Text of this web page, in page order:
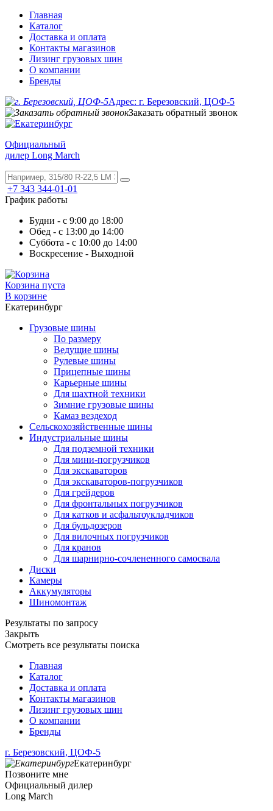
Главная
Каталог
Доставка и оплата
Контакты магазинов
Лизинг грузовых шин
О компании
Бренды
Адрес: г. Березовский, ЦОФ-5
Заказать обратный звонок
Официальный
дилер Long March
+7 343 344-01-01
График работы
Будни - с 9:00 до 18:00
Обед - с 13:00 до 14:00
Суббота - с 10:00 до 14:00
Воскресение - Выходной
Корзина пуста
В корзине
Екатеринбург
Грузовые шины
По размеру
Ведущие шины
Рулевые шины
Прицепные шины
Карьерные шины
Для шахтной техники
Зимние грузовые шины
Камаз вездеход
Сельскохозяйственные шины
Индустриальные шины
Для подземной техники
Для мини-погрузчиков
Для экскаваторов
Для экскаваторов-погрузчиков
Для грейдеров
Для фронтальных погрузчиков
Для катков и асфальтоукладчиков
Для бульдозеров
Для вилочных погрузчиков
Для кранов
Для шарнирно-сочлененного самосвала
Диски
Камеры
Аккумуляторы
Шиномонтаж
Результаты по запросу
Закрыть
Смотреть все результаты поиска
Главная
Каталог
Доставка и оплата
Контакты магазинов
Лизинг грузовых шин
О компании
Бренды
г. Березовский, ЦОФ-5
Екатеринбург
Позвоните мне
Официальный дилер
Long March